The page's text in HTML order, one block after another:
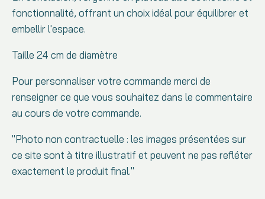
fonctionnalité, offrant un choix idéal pour équilibrer et
embellir l'espace.
Taille 24 cm de diamètre
Pour personnaliser votre commande merci de
renseigner ce que vous souhaitez dans le commentaire
au cours de votre commande.
"Photo non contractuelle : les images présentées sur
ce site sont à titre illustratif et peuvent ne pas refléter
exactement le produit final."